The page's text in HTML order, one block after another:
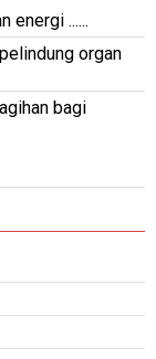
energi ......
organ
bagi